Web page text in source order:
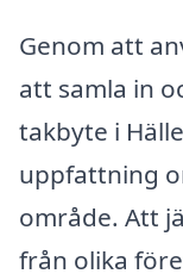
Genom att
att samla in
takbyte i
uppfattning
område. Att
från olika